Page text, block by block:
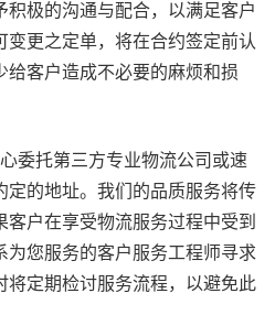
积极的沟通与配合，以满足客户
变更之定单，将在合约签定前认
给客户造成不必要的麻烦和损
委托第三方专业物流公司或速
定的地址。我们的品质服务将传
户在享受物流服务过程中受到
为您服务的客户服务工程师寻求
将定期检讨服务流程，以避免此